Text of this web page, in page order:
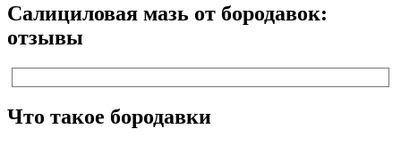
Салициловая мазь от бородавок:
отзывы
Что такое бородавки